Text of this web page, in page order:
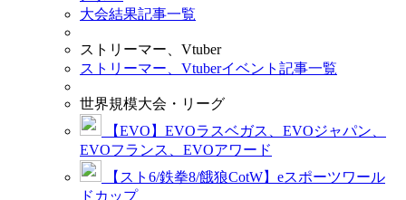
大会結果記事一覧
ストリーマー、Vtuber
ストリーマー、Vtuberイベント記事一覧
世界規模大会・リーグ
【EVO】EVOラスベガス、EVOジャパン、
EVOフランス、EVOアワード
【スト6/鉄拳8/餓狼CotW】eスポーツワール
ドカップ